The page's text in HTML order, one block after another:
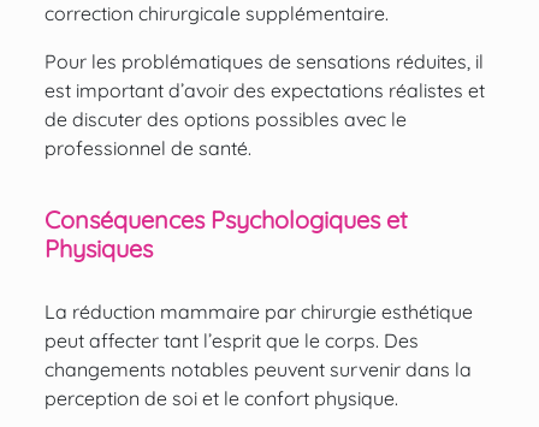
correction chirurgicale supplémentaire.
Pour les problématiques de sensations réduites, il
est important d’avoir des expectations réalistes et
de discuter des options possibles avec le
professionnel de santé.
Conséquences Psychologiques et
Physiques
La réduction mammaire par chirurgie esthétique
peut affecter tant l’esprit que le corps. Des
changements notables peuvent survenir dans la
perception de soi et le confort physique.